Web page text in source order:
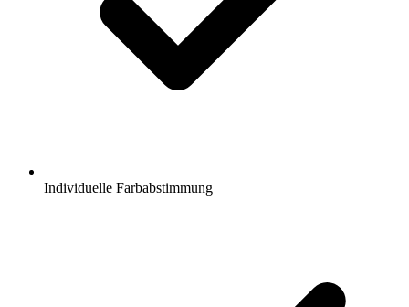
Individuelle Farbabstimmung